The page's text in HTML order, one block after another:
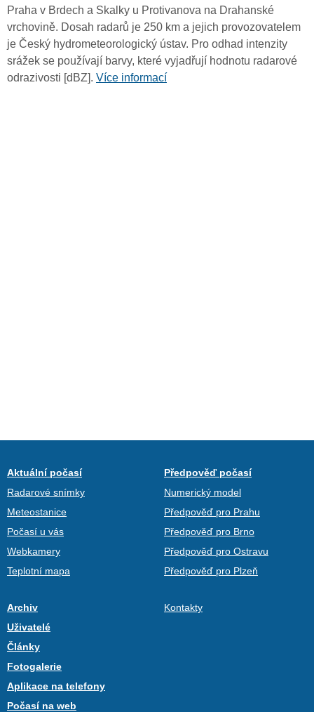
Praha v Brdech a Skalky u Protivanova na Drahanské
vrchovině. Dosah radarů je 250 km a jejich provozovatelem
je Český hydrometeorologický ústav. Pro odhad intenzity
srážek se používají barvy, které vyjadřují hodnotu radarové
odrazivosti [dBZ]. Více informací
Aktuální počasí
Radarové snímky
Meteostanice
Počasí u vás
Webkamery
Teplotní mapa
Předpověď počasí
Numerický model
Předpověď pro Prahu
Předpověď pro Brno
Předpověď pro Ostravu
Předpověď pro Plzeň
Archiv
Uživatelé
Články
Fotogalerie
Aplikace na telefony
Počasí na web
Kontakty